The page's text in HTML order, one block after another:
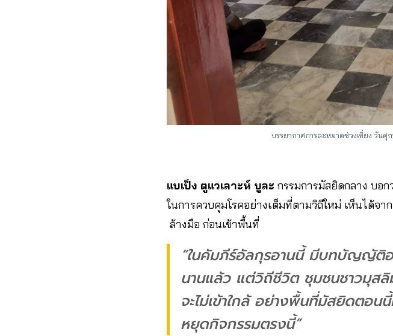
บรรยากาศการละหมาดช่วงเที่ยง วัน
แบเป็ง​ ตูแวเลาะห์​ บูละ​ กรรมการ​มัสยิด​กลาง​ บอ
ในการควบคุมโรคอย่างเต็มที่ตามวิถีใหม่​ เห็นได้จ
ล้างมือ ก่อนเข้าพื้นที่​
“ในคัมภีร์อัลกุรอานนี้ มีบทบัญญัติ
นานแล้ว แต่วิถีชีวิต ชุมชนชาวมุสลิม
จะไม่เข้าใกล้ อย่างพื้นที่มัสยิดตอน
หยุดกิจกรรมตรงนี้”